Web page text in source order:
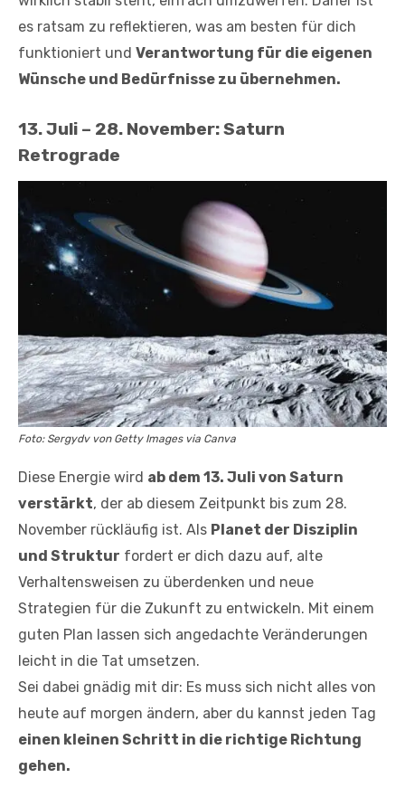
es ratsam zu reflektieren, was am besten für dich
funktioniert und Verantwortung für die eigenen
Wünsche und Bedürfnisse zu übernehmen.
13. Juli – 28. November: Saturn
Retrograde
Foto: Sergydv von Getty Images via Canva
Diese Energie wird ab dem 13. Juli von Saturn
verstärkt, der ab diesem Zeitpunkt bis zum 28.
November rückläufig ist. Als Planet der Disziplin
und Struktur fordert er dich dazu auf, alte
Verhaltensweisen zu überdenken und neue
Strategien für die Zukunft zu entwickeln. Mit einem
guten Plan lassen sich angedachte Veränderungen
leicht in die Tat umsetzen.
Sei dabei gnädig mit dir: Es muss sich nicht alles von
heute auf morgen ändern, aber du kannst jeden Tag
einen kleinen Schritt in die richtige Richtung
gehen.